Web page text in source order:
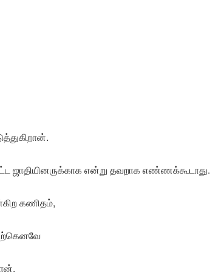
ஜாதியினருக்காக என்று தவறாக எண்ணக்கூடாது.
கணிதம்,